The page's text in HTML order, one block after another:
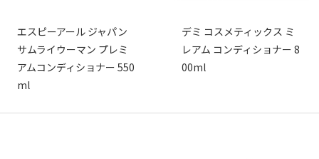
エスピーアール ジャパン
サムライウーマン プレミ
アムコンディショナー 550
ml
デミ コスメティックス ミ
レアム コンディショナー 8
00ml